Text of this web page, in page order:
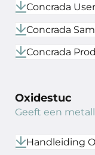
Concrada
Concrada
Concrada
Oxidestuc
Geeft een
Handleiding